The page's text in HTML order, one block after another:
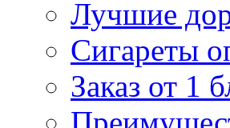
Лучшие
Сигареты
Заказ от 1